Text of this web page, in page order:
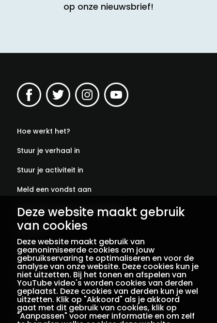
Deze website maakt gebruik
van cookies
Deze website maakt gebruik van
geanonimiseerde cookies om jouw
gebruikservaring te optimaliseren en voor de
analyse van onze website. Deze cookies kun je
niet uitzetten. Bij het tonen en afspelen van
YouTube video's worden cookies van derden
geplaatst. Deze cookies van derden kun je wel
uitzetten. Klik op "Akkoord" als je akkoord
gaat met dit gebruik van cookies, klik op
"Aanpassen" voor meer informatie en om zelf
op onze nieuwsbrief!
Hoe werkt het?
Stuur je verhaal in
Stuur je activiteit in
Meld een vondst aan
Abonneer je op onze verhalen
Contact
Colofon
Privacy
Voorwaarden
Een initiatief van Met dank aan